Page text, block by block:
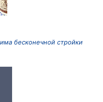
бесконечной стройки